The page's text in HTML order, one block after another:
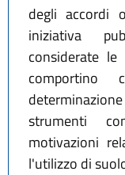
degli accordi
iniziativa
considerate
strumenti
motivazioni
l'utilizzo di